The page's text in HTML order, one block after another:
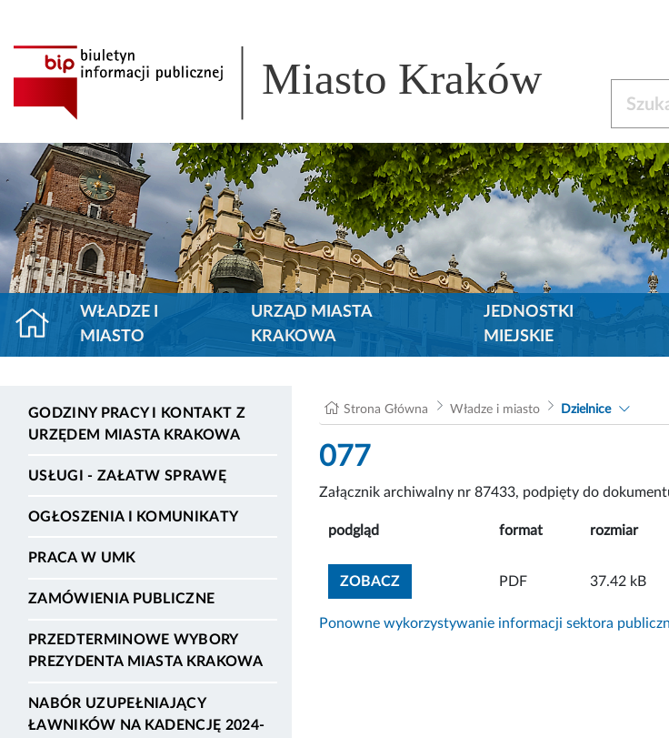
Miasto Kraków
WŁADZE I
MIASTO
URZĄD MIASTA
KRAKOWA
JEDNOSTKI
MIEJSKIE
GODZINY PRACY I KONTAKT Z
URZĘDEM MIASTA KRAKOWA
USŁUGI - ZAŁATW SPRAWĘ
OGŁOSZENIA I KOMUNIKATY
PRACA W UMK
ZAMÓWIENIA PUBLICZNE
PRZEDTERMINOWE WYBORY
PREZYDENTA MIASTA KRAKOWA
NABÓR UZUPEŁNIAJĄCY
ŁAWNIKÓW NA KADENCJĘ 2024-
Strona Główna Władze i miasto Dzielnice
077
Załącznik archiwalny nr 87433, podpięty do
podgląd format rozmiar
ZOBACZZOBACZ ZAŁĄCZNIK
PDF 37.42 kB
Ponowne wykorzystywanie informacji sektora